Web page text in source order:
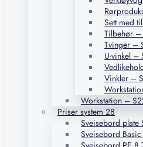
Sett med
Tilbehør –
Tvinger –
U-vinkel –
Vinkler –
Workstation –
Priser system 28
Sveisebord plate
Sveisebord